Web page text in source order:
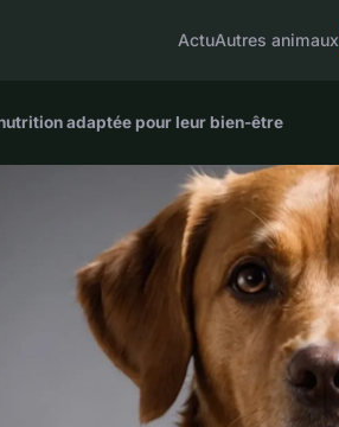
ActuAutres animaux
adaptée pour leur bien-être